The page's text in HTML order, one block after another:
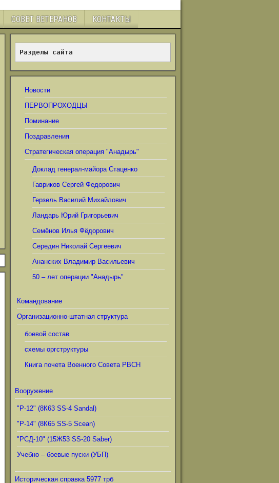
СОВЕТ ВЕТЕРАНОВ КОНТАКТЫ
Разделы сайта
Новости
ПЕРВОПРОХОДЦЫ
Поминание
Поздравления
Стратегическая операция "Анадырь"
Доклад генерал-майора Стаценко
Гавриков Сергей Федорович
Герзель Василий Михайлович
Ландарь Юрий Григорьевич
Семёнов Илья Фёдорович
Середин Николай Сергеевич
Ананских Владимир Васильевич
50 – лет операции "Анадырь"
Командование
Организационно-штатная структура
боевой состав
схемы оргструктуры
Книга почета Военного Совета РВСН
Вооружение
"Р-12" (8К63 SS-4 Sandal)
"Р-14" (8К65 SS-5 Scean)
"РСД-10" (15Ж53 SS-20 Saber)
Учебно – боевые пуски (УБП)
Историческая справка 5977 трб